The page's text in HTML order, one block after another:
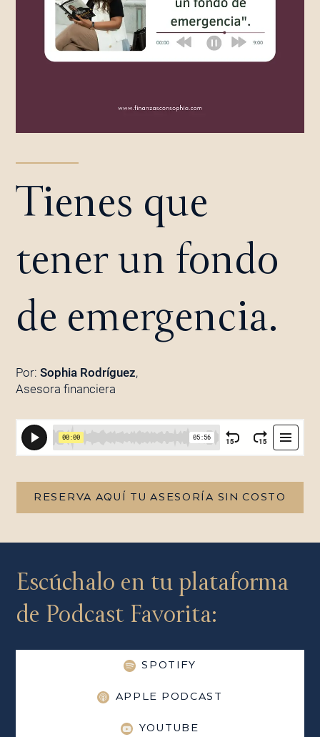
Tienes que
tener un fondo
de emergencia.
Por: Sophia Rodríguez,
Asesora financiera
RESERVA AQUÍ TU ASESORÍA SIN COSTO
Escúchalo en tu plataforma
de Podcast Favorita:
SPOTIFY
APPLE PODCAST
YOUTUBE